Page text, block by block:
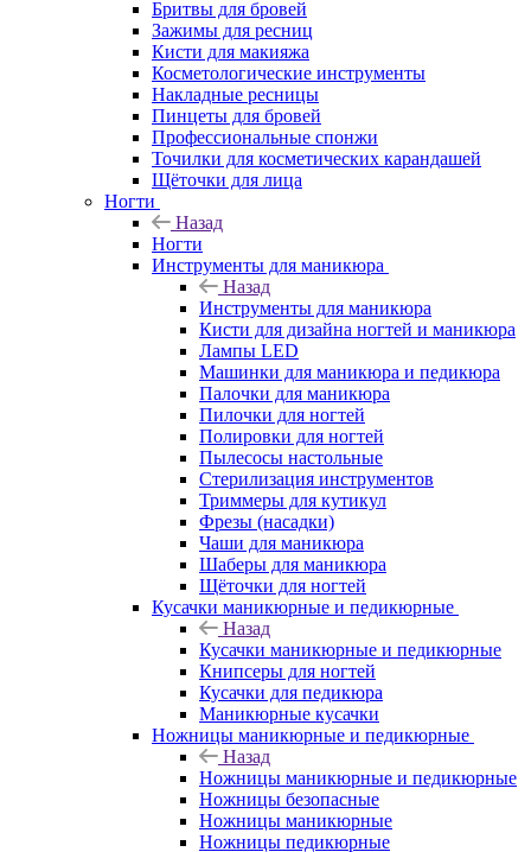
Бритвы для бровей
Зажимы для ресниц
Кисти для макияжа
Косметологические инструменты
Накладные ресницы
Пинцеты для бровей
Профессиональные спонжи
Точилки для косметических карандашей
Щёточки для лица
Ногти
Назад
Ногти
Инструменты для маникюра
Назад
Инструменты для маникюра
Кисти для дизайна ногтей и маникюра
Лампы LED
Машинки для маникюра и педикюра
Палочки для маникюра
Пилочки для ногтей
Полировки для ногтей
Пылесосы настольные
Стерилизация инструментов
Триммеры для кутикул
Фрезы (насадки)
Чаши для маникюра
Шаберы для маникюра
Щёточки для ногтей
Кусачки маникюрные и педикюрные
Назад
Кусачки маникюрные и педикюрные
Книпсеры для ногтей
Кусачки для педикюра
Маникюрные кусачки
Ножницы маникюрные и педикюрные
Назад
Ножницы маникюрные и педикюрные
Ножницы безопасные
Ножницы маникюрные
Ножницы педикюрные